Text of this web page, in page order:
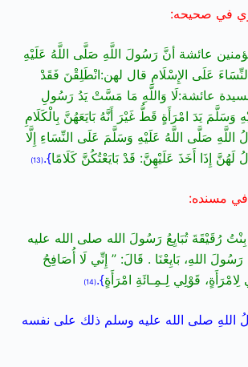
في صحيحه:
عائشة أنَّ رَسُولَ اللَّهِ صَلَّى اللَّهُ عَلَيْهِ
عَلَى الإِسْلَامِ قال لهن:انْطَلِقْنَ فَقَدْ
عائشة:لَا وَاللَّهِ مَا مَسَّتْ يَدُ رَسُولِ
وَسَلَّمَ يَدَ امْرَأَةٍ قَطُّ غَيْرَ أَنَّهُ بَايَعَهُنَّ بِالْكَلَامِ
اللَّهِ صَلَّى اللَّهُ عَلَيْهِ وَسَلَّمَ عَلَى النِّسَاءِ إِلَّا
لَهُنَّ إِذَا أَخَذَ عَلَيْهِنَّ: قَدْ بَايَعْتُكُنَّ كَلَامًا}.
(13)
في مسنده:
رُقَيْقَةَ تُبَايِعُ رَسُولَ الله صلى الله عليه
اللهِ، بَايِعْنَا . قَالَ: ” إِنِّي لَا أُصَافِحُ
لِامْرَأَةٍ، قَوْلِي لِـمِـائَةِ امْرَأَةٍ}.
(14)
اللهِ صلى الله عليه وسلم ذلك على نفسه